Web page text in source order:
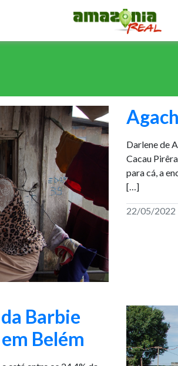
Darlene de
Cacau
para cá, a
[…]
22/05/2022
Barbie
Belém